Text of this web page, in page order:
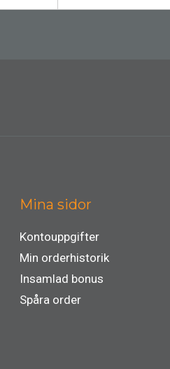
Mina sidor
Kontouppgifter
Min orderhistorik
Insamlad bonus
Spåra order